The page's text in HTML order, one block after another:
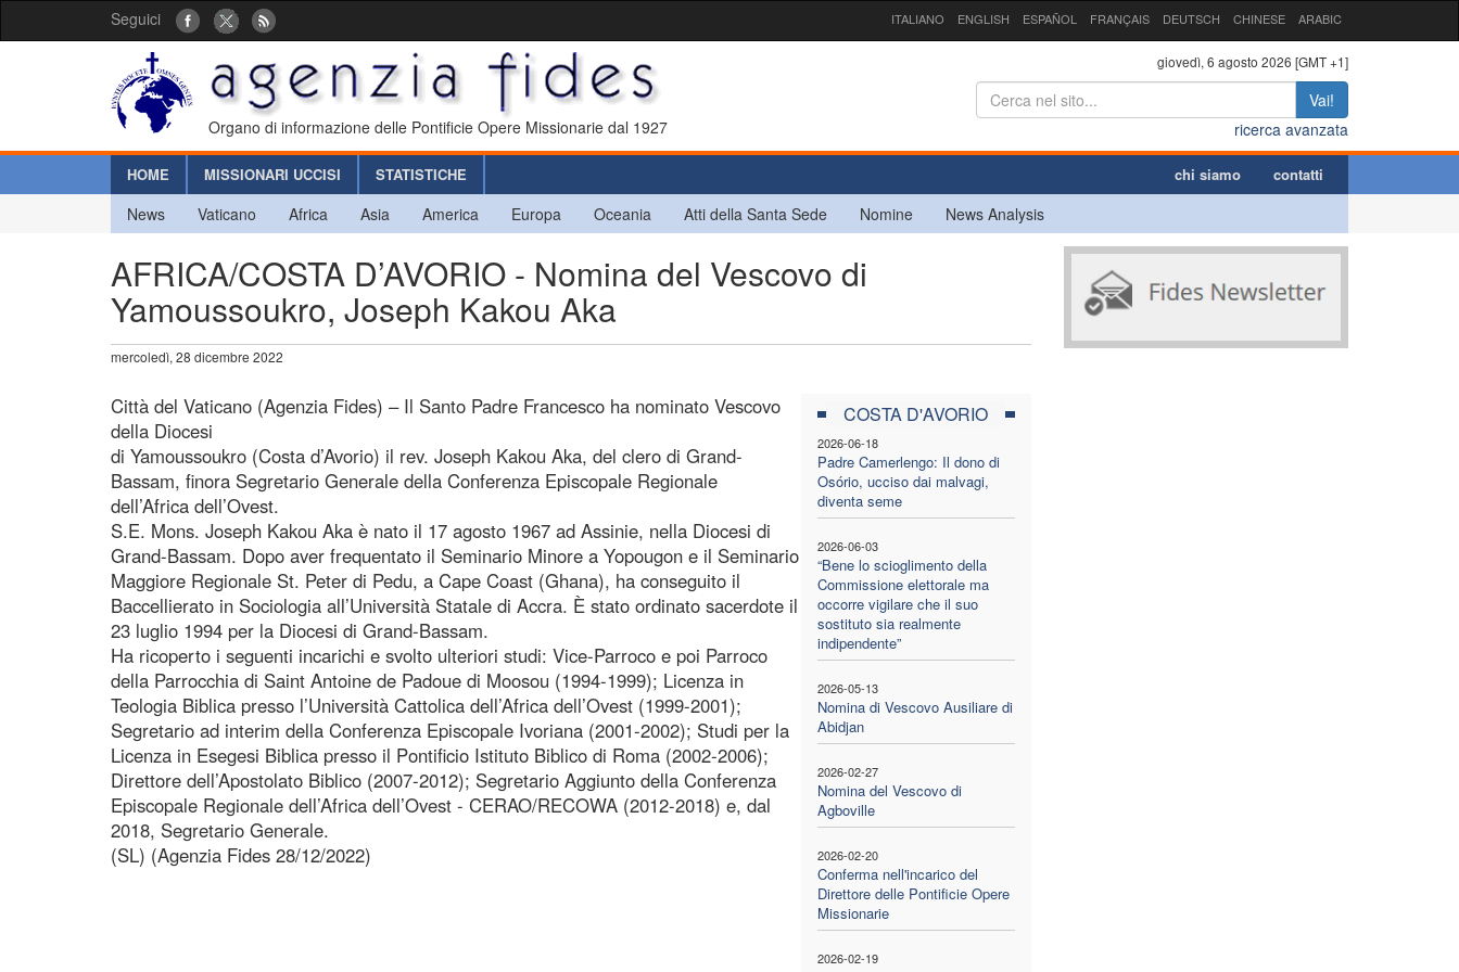
Seguici ITALIANO ENGLISH ESPAÑOL FRANÇAIS DEUTSCH CHINESE ARABIC
Organo di informazione delle Pontificie Opere Missionarie dal 1927
giovedì, 6 agosto 2026 [GMT +1]
Vai!
ricerca avanzata
HOME MISSIONARI UCCISI STATISTICHE chi siamo contatti
News Vaticano Africa Asia America Europa Oceania Atti della Santa Sede Nomine News Analysis
AFRICA/COSTA D’AVORIO - Nomina del Vescovo di
Yamoussoukro, Joseph Kakou Aka
mercoledì, 28 dicembre 2022
COSTA D'AVORIO
2026-06-18
Padre Camerlengo: Il dono di
Osório, ucciso dai malvagi,
diventa seme
2026-06-03
“Bene lo scioglimento della
Commissione elettorale ma
occorre vigilare che il suo
sostituto sia realmente
indipendente”
2026-05-13
Nomina di Vescovo Ausiliare di
Abidjan
2026-02-27
Nomina del Vescovo di
Agboville
2026-02-20
Conferma nell'incarico del
Direttore delle Pontificie Opere
Missionarie
2026-02-19
Città del Vaticano (Agenzia Fides) – Il Santo Padre Francesco ha nominato Vescovo
della Diocesi
di Yamoussoukro (Costa d’Avorio) il rev. Joseph Kakou Aka, del clero di Grand-
Bassam, finora Segretario Generale della Conferenza Episcopale Regionale
dell’Africa dell’Ovest.
S.E. Mons. Joseph Kakou Aka è nato il 17 agosto 1967 ad Assinie, nella Diocesi di
Grand-Bassam. Dopo aver frequentato il Seminario Minore a Yopougon e il Seminario
Maggiore Regionale St. Peter di Pedu, a Cape Coast (Ghana), ha conseguito il
Baccellierato in Sociologia all’Università Statale di Accra. È stato ordinato sacerdote il
23 luglio 1994 per la Diocesi di Grand-Bassam.
Ha ricoperto i seguenti incarichi e svolto ulteriori studi: Vice-Parroco e poi Parroco
della Parrocchia di Saint Antoine de Padoue di Moosou (1994-1999); Licenza in
Teologia Biblica presso l’Università Cattolica dell’Africa dell’Ovest (1999-2001);
Segretario ad interim della Conferenza Episcopale Ivoriana (2001-2002); Studi per la
Licenza in Esegesi Biblica presso il Pontificio Istituto Biblico di Roma (2002-2006);
Direttore dell’Apostolato Biblico (2007-2012); Segretario Aggiunto della Conferenza
Episcopale Regionale dell’Africa dell’Ovest - CERAO/RECOWA (2012-2018) e, dal
2018, Segretario Generale.
(SL) (Agenzia Fides 28/12/2022)